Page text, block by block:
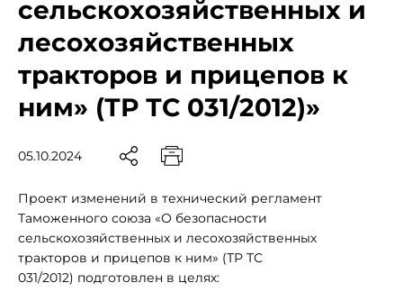
сельскохозяйственных и
лесохозяйственных
тракторов и прицепов к
ним» (ТР ТС 031/2012)»
05.10.2024
Проект изменений в технический регламент
Таможенного союза «О безопасности
сельскохозяйственных и лесохозяйственных
тракторов и прицепов к ним» (ТР ТС
031/2012) подготовлен в целях: